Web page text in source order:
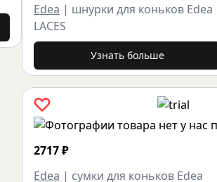
Edea | шнурки для коньков Edea
LACES
Узнать больше
2717₽
Edea | сумки для коньков Edea